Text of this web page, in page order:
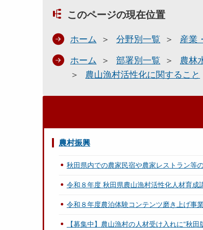
このページの現在位置
ホーム 分野別一覧 産業
ホーム 部署別一覧 農林
農山漁村活性化に関すること
農村振興
秋田県内での農家民宿や農家レストラン等
令和８年度 秋田県農山漁村活性化人材育成
令和８年度農泊体験コンテンツ磨き上げ事
【募集中】農山漁村の人材受け入れに“秋